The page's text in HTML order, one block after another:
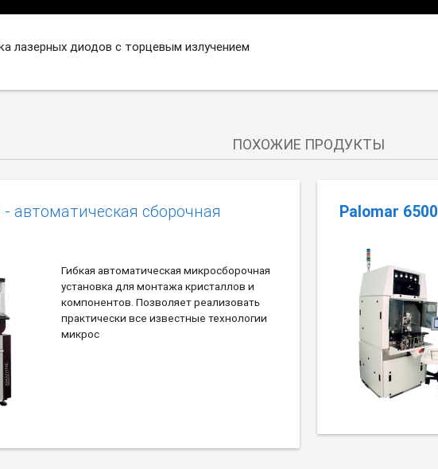
лазерных диодов с торцевым излучением
ПОХОЖИЕ ПРОДУКТЫ
- автоматическая сборочная
Гибкая автоматическая микросборочная
установка для монтажа кристаллов и
компонентов. Позволяет реализовать
практически все известные технологии
микрос
Palomar 6500